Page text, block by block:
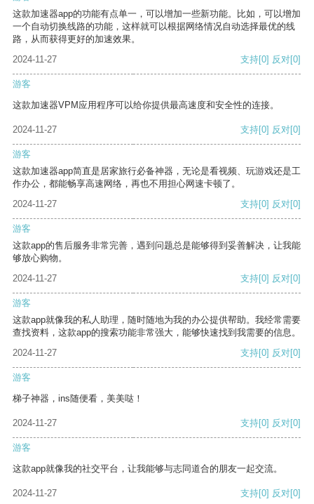
这款加速器app的功能有点单一，可以增加一些新功能。比如，可以增加
一个自动切换线路的功能，这样就可以根据网络情况自动选择最优的线
路，从而获得更好的加速效果。
2024-11-27
支持[0] 反对[0]
游客
这款加速器VPM应用程序可以给你提供最高速度和安全性的连接。
2024-11-27 支持[0] 反对[0]
游客
这款加速器app简直是居家旅行必备神器，无论是看视频、玩游戏还是工
作办公，都能畅享高速网络，再也不用担心网速卡顿了。
2024-11-27
支持[0] 反对[0]
游客
这款app的售后服务非常完善，遇到问题总是能够得到妥善解决，让我能
够放心购物。
2024-11-27
支持[0] 反对[0]
游客
这款app就像我的私人助理，随时随地为我的办公提供帮助。我经常需要
查找资料，这款app的搜索功能非常强大，能够快速找到我需要的信息。
2024-11-27
支持[0] 反对[0]
游客
梯子神器，ins随便看，美美哒！
2024-11-27 支持[0] 反对[0]
游客
这款app就像我的社交平台，让我能够与志同道合的朋友一起交流。
2024-11-27 支持[0] 反对[0]